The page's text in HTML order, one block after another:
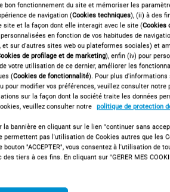
posable Indesit: 60
60x60 Indesit présente les
: 4 plaques à induction. Couleur inox.
60 cm de large. Click&Clean, pour
intérieure simplifié.
bon fonctionnement du site et mémoriser les
de navigation (Cookies techniques), (ii) à des
site et la façon dont elle interagit avec le site (Cookies
en fonction de vos habitudes de
sur d'autres sites web ou plateformes sociales) et
de profilage et de marketing), enfin (iv) pour
votre utilisation de ce dernier, améliorer les
(Cookies de fonctionnalité). Pour plus
pour modifier vos préférences, veuillez consulter notre
sur la façon dont la société traite les données
veuillez consulter notre politique de protection
la bannière en cliquant sur le lien "continuer sans
permettent pas l'utilisation de Cookies autres que les
"ACCEPTER", vous consentez à l'utilisation de
tiers à ces fins. En cliquant sur "GERER MES